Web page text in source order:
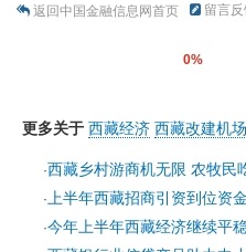
返回中国金融信息网首页 留言反
0%
更多关于 西藏经济 西藏改建机场
·西藏乡村游商机无限 农牧民
· 上半年西藏招商引资到位资
·今年上半年西藏经济继续平